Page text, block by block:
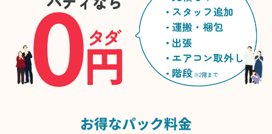
0円
タダ
スタッフ追加
運搬・梱包
出張
エアコン取外し
階段 ※2階まで
お得なパック料金